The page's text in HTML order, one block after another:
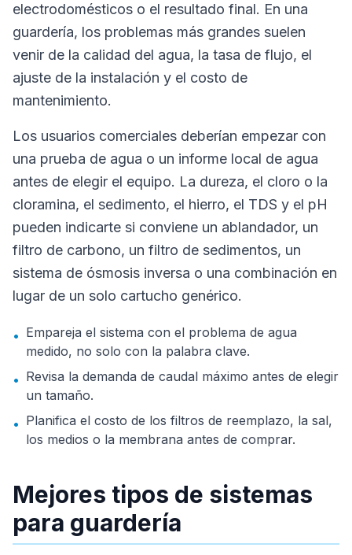
electrodomésticos o el resultado final. En una
guardería, los problemas más grandes suelen
venir de la calidad del agua, la tasa de flujo, el
ajuste de la instalación y el costo de
mantenimiento.
Los usuarios comerciales deberían empezar con
una prueba de agua o un informe local de agua
antes de elegir el equipo. La dureza, el cloro o la
cloramina, el sedimento, el hierro, el TDS y el pH
pueden indicarte si conviene un ablandador, un
filtro de carbono, un filtro de sedimentos, un
sistema de ósmosis inversa o una combinación en
lugar de un solo cartucho genérico.
• Empareja el sistema con el problema de agua
medido, no solo con la palabra clave.
• Revisa la demanda de caudal máximo antes de elegir
un tamaño.
• Planifica el costo de los filtros de reemplazo, la sal,
los medios o la membrana antes de comprar.
Mejores tipos de sistemas
para guardería